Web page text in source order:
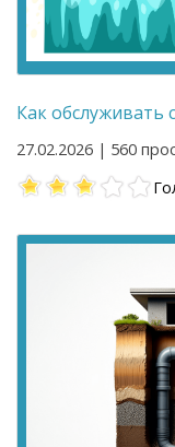
Как обслуживать
27.02.2026 | 560